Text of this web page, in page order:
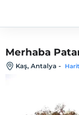
Merhaba
Kaş, Antalya -